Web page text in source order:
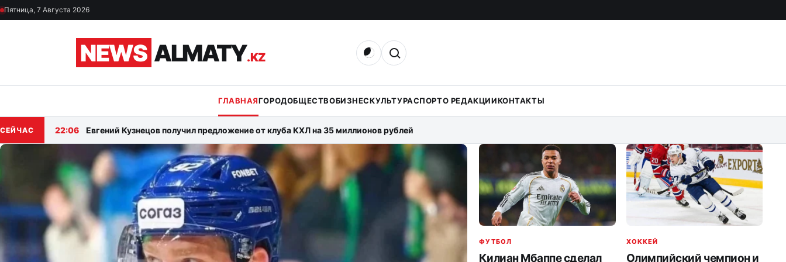
Перейти к материалам
Пятница, 7 Августа 2026
NEWS ALMATY.KZ
Открыть поиск
ГЛАВНАЯГОРОДОБЩЕСТВОБИЗНЕСКУЛЬТУРАСПОРТО РЕДАКЦИИКОНТАКТЫ
СЕЙЧАС 22:06 Евгений Кузнецов получил предложение от клуба КХЛ на 35 миллионов рублей
ФУТБОЛ
Килиан Мбаппе сделал
ХОККЕЙ
Олимпийский чемпион и